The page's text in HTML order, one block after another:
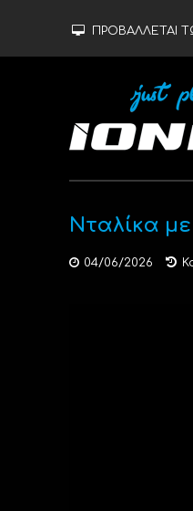
ΠΡΟΒΑΛΛΕΤΑΙ
Νταλίκα
04/06/2026